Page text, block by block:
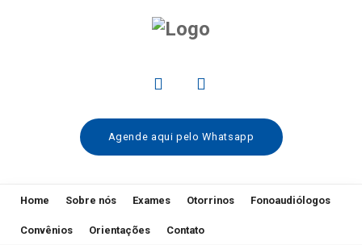
Agende aqui pelo Whatsapp
Home Sobre nós Exames Otorrinos Fonoaudiólogos
Convênios Orientações Contato